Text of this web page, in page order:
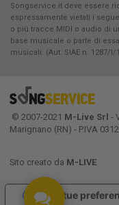
Songservice.it deve essere
espressamente vietati i
o più tracce MIDI o audio di
base musicale o parte di
musicali. (Aut. SIAE n. 1287/I/
© 2007-2021 M-Live Srl -
Marignano (RN) - P.IVA
Sito creato da M-LIVE
Le tue